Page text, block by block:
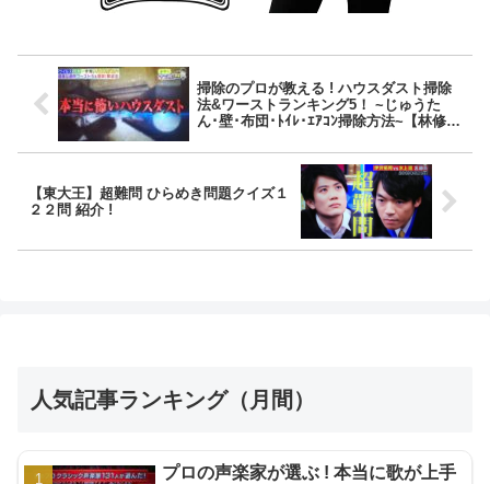
掃除のプロが教える ! ハウスダスト掃除
法&ワーストランキング5！ ~じゅうた
ん･壁･布団･ﾄｲﾚ･ｴｱｺﾝ掃除方法~【林修の
【東大王】超難問 ひらめき問題クイズ１
２２問 紹介 !
人気記事ランキング（月間）
プロの声楽家が選ぶ ! 本当に歌が上手